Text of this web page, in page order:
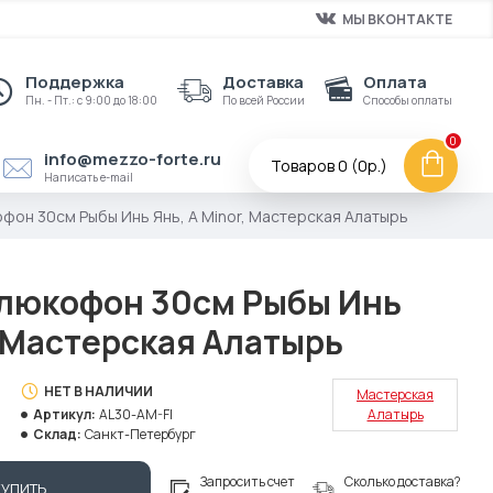
МЫ ВКОНТАКТЕ
Поддержка
Пн. - Пт.: с 9:00 до 18:00
Доставка
По всей России
Оплата
Способы оплаты
info@mezzo-forte.ru
Написать e-mail
Товаров 0 (0р.)
0
30см Рыбы Инь Янь, A Minor, Мастерская Алатырь
30см Рыбы Инь
Алатырь
НЕТ В НАЛИЧИИ
Артикул: AL30-AM-FI
Склад: Санкт-Петербург
Мастерская
Алатырь
Запросить счет Сколько доставка?